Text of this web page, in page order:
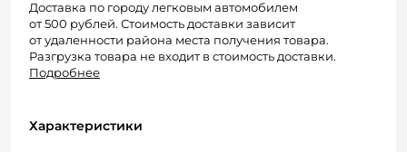
Доставка по городу легковым автомобилем
от 500 рублей. Стоимость доставки зависит
от удаленности района места получения товара.
Разгрузка товара не входит в стоимость доставки.
Подробнее
Характеристики